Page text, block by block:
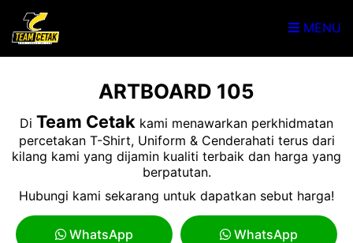
MENU
ARTBOARD 105
Di Team Cetak kami menawarkan perkhidmatan
percetakan T-Shirt, Uniform & Cenderahati terus dari
kilang kami yang dijamin kualiti terbaik dan harga yang
berpatutan.
Hubungi kami sekarang untuk dapatkan sebut harga!
WhatsApp WhatsApp